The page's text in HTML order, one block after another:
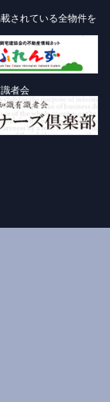
されている全物件を
者会